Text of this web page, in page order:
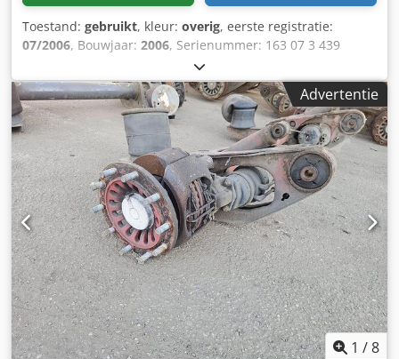
Toestand: gebruikt, kleur: overig, eerste registratie:
07/2006, Bouwjaar: 2006, Serienummer: 163 07 3 439
Chsdpfszqynyox Ak Uoa We hebben meer dan 100 assen
op voorraad. Neem contact met ons op als u niet kunt
vinden wat u zoekt.
Advertentie
1 /8